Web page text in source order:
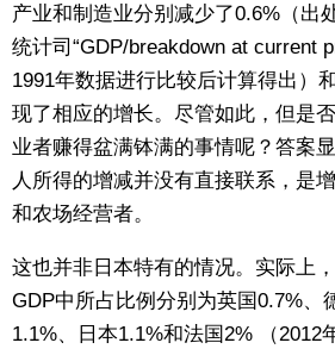
产业和制造业分别减少了0.6%（出
统计司“GDP/breakdown at current
1991年数据进行比较后计算得出）
现了相应的增长。尽管如此，但是
业者赚得盆满钵满的事情呢？答案
人所得的增减并没有直接联系，是
和农场经营者。
这也并非日本特有的情况。实际上
GDP中所占比例分别为英国0.7%、
1.1%、日本1.1%和法国2% （2012